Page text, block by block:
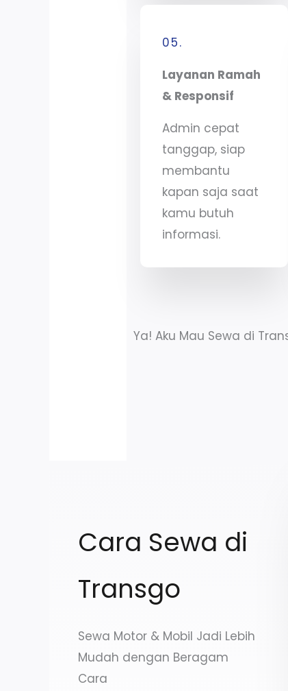
05.
Layanan Ramah
& Responsif
Admin cepat
tanggap, siap
membantu
kapan saja saat
kamu butuh
informasi.
Ya! Aku Mau Sewa di
Cara Sewa di
Transgo
Sewa Motor & Mobil Jadi Lebih
Mudah dengan Beragam
Cara